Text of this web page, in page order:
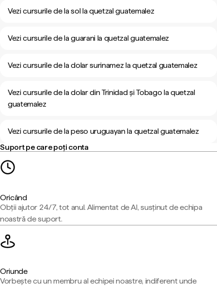
Vezi cursurile de la sol la quetzal guatemalez
Vezi cursurile de la guarani la quetzal guatemalez
Vezi cursurile de la dolar surinamez la quetzal guatemalez
Vezi cursurile de la dolar din Trinidad și Tobago la quetzal
guatemalez
Vezi cursurile de la peso uruguayan la quetzal guatemalez
Suport pe care poți conta
Oricând
Obții ajutor 24/7, tot anul. Alimentat de AI, susținut de echipa
noastră de suport.
Oriunde
Vorbește cu un membru al echipei noastre, indiferent unde